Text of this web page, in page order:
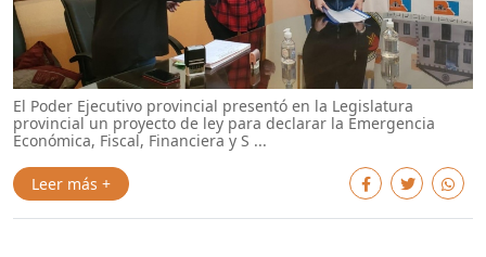
El Poder Ejecutivo provincial presentó en la Legislatura
provincial un proyecto de ley para declarar la Emergencia
Económica, Fiscal, Financiera y S ...
Leer más +